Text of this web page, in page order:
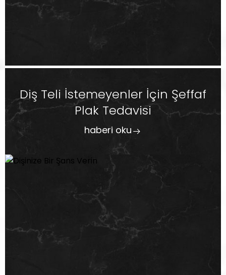
Diş Teli İstemeyenler İçin Şeffaf
Plak Tedavisi
haberi oku